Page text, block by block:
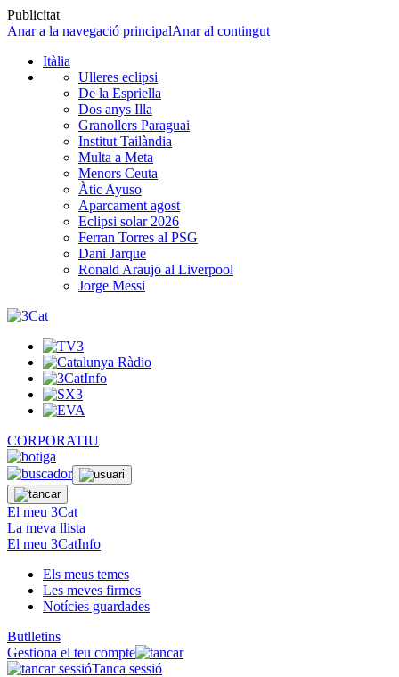
Publicitat
Anar a la navegació principalAnar al contingut
Itàlia
Ulleres eclipsi
De la Espriella
Dos anys Illa
Granollers Paraguai
Institut Tailàndia
Multa a Meta
Menors Ceuta
Àtic Ayuso
Aparcament agost
Eclipsi solar 2026
Ferran Torres al PSG
Dani Jarque
Ronald Araujo al Liverpool
Jorge Messi
CORPORATIU
El meu 3Cat
La meva llista
El meu 3CatInfo
Els meus temes
Les meves firmes
Notícies guardades
Butlletins
Gestiona el teu compte
Tanca sessió